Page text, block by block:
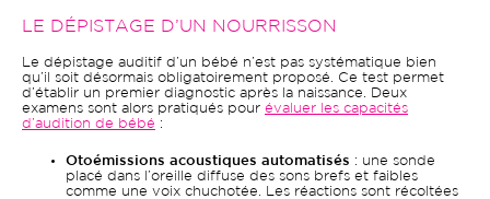
LE DÉPISTAGE D’UN NOURRISSON
Le dépistage auditif d’un bébé n’est pas systématique bien
qu’il soit désormais obligatoirement proposé. Ce test permet
d’établir un premier diagnostic après la naissance. Deux
examens sont alors pratiqués pour évaluer les capacités
d’audition de bébé :
Otoémissions acoustiques automatisés : une sonde
placé dans l’oreille diffuse des sons brefs et faibles
comme une voix chuchotée. Les réactions sont récoltées